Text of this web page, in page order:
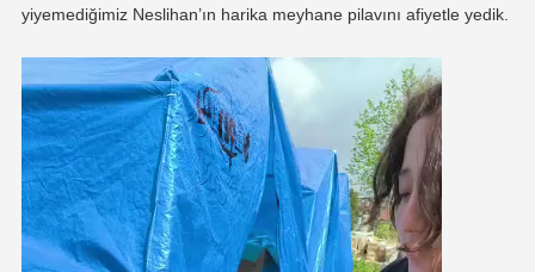
yiyemediğimiz Neslihan’ın harika meyhane pilavını afiyetle yedik.
oynatıcı